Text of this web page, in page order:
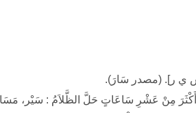
ي ر]. (مصدر سَارَ).
مِنْ عَشْرِ سَاعَاتٍ حَلَّ الظَّلاَمُ : سَيْر،